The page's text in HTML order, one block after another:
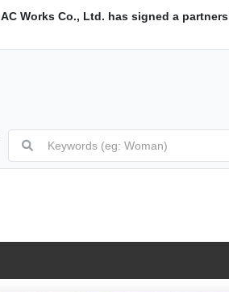
AC Works Co., Ltd. has signed a